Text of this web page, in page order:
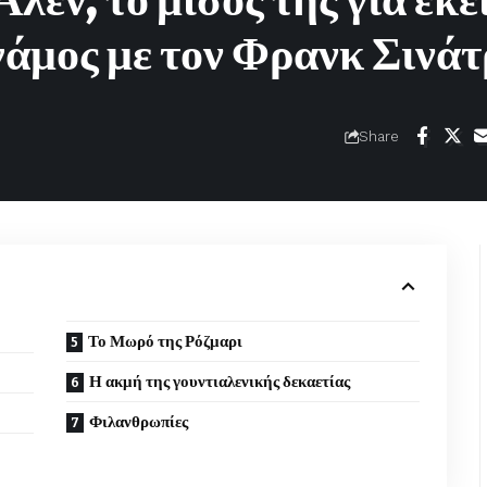
με τον Φρανκ
Share
Το Μωρό της Ρόζμαρι
Η ακμή της γουντιαλενικής δεκαετίας
Φιλανθρωπίες